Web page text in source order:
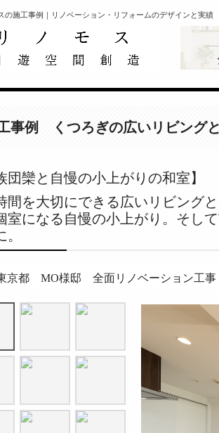
の施工事例｜リノベーション・リフォームのデザインと実
事例 くつろぎの広いリビング
団欒と自慢の小上がりの和室】
間を大切にできる広いリビング
室になる自慢の小上がり。そし
京都 MO様邸 全面リノベーション